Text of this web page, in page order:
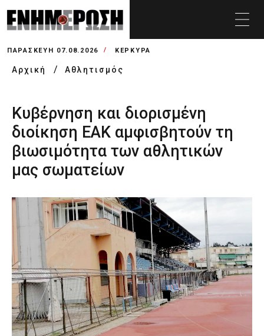
ΠΑΡΑΣΚΕΥΉ 07.08.2026 ΚΕΡΚΥΡΑ
Αρχική Αθλητισμός
Κυβέρνηση και διορισμένη
διοίκηση ΕΑΚ αμφισβητούν τη
βιωσιμότητα των αθλητικών
μας σωματείων